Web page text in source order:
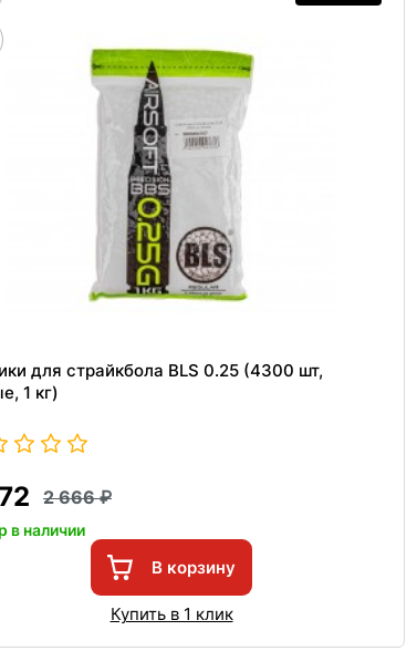
для страйкбола BLS 0.25 (4300 шт,
1 кг)
2 666
в наличии
В корзину
Купить в 1 клик